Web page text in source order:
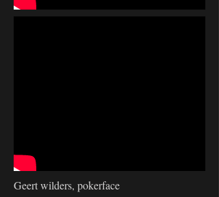
Geert wilders, pokerface